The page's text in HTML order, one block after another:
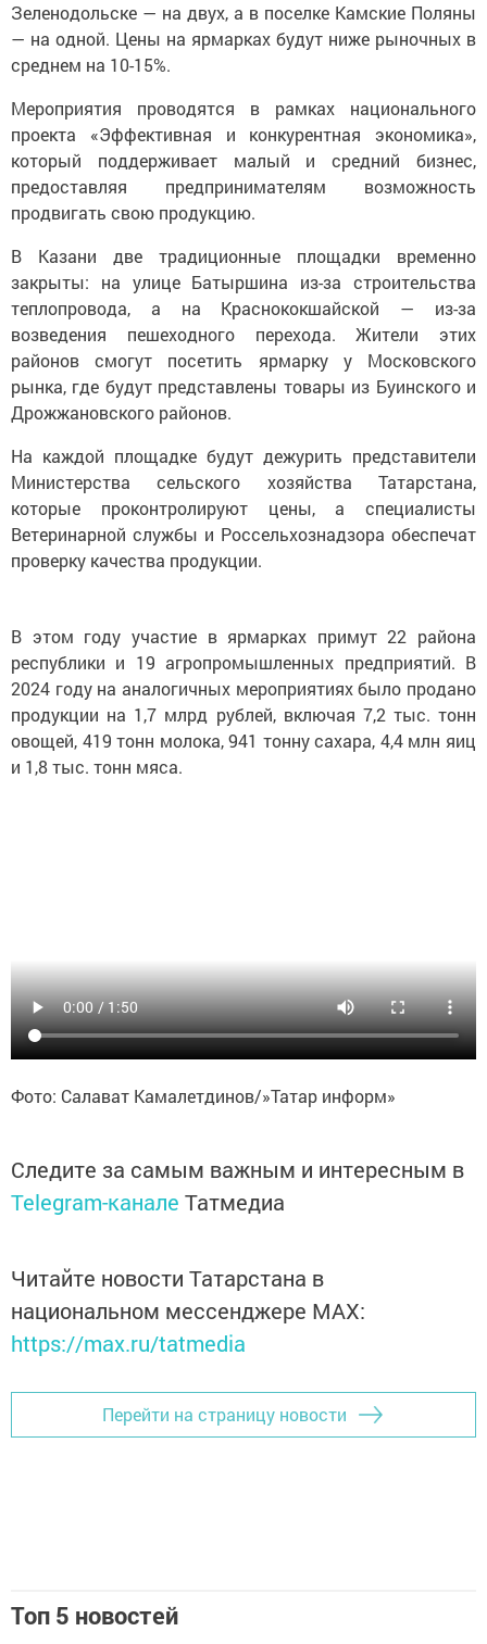
Зеленодольске — на двух, а в поселке Камские Поляны
— на одной. Цены на ярмарках будут ниже рыночных в
среднем на 10-15%.
Мероприятия проводятся в рамках национального
проекта «Эффективная и конкурентная экономика»,
который поддерживает малый и средний бизнес,
предоставляя предпринимателям возможность
продвигать свою продукцию.
В Казани две традиционные площадки временно
закрыты: на улице Батыршина из-за строительства
теплопровода, а на Краснококшайской — из-за
возведения пешеходного перехода. Жители этих
районов смогут посетить ярмарку у Московского
рынка, где будут представлены товары из Буинского и
Дрожжановского районов.
На каждой площадке будут дежурить представители
Министерства сельского хозяйства Татарстана,
которые проконтролируют цены, а специалисты
Ветеринарной службы и Россельхознадзора обеспечат
проверку качества продукции.
В этом году участие в ярмарках примут 22 района
республики и 19 агропромышленных предприятий. В
2024 году на аналогичных мероприятиях было продано
продукции на 1,7 млрд рублей, включая 7,2 тыс. тонн
овощей, 419 тонн молока, 941 тонну сахара, 4,4 млн яиц
и 1,8 тыс. тонн мяса.
Фото: Салават Камалетдинов/»Татар информ»
Следите за самым важным и интересным в
Telegram-канале Татмедиа
Читайте новости Татарстана в
национальном мессенджере MАХ:
https://max.ru/tatmedia
Перейти на страницу новости
Топ 5 новостей